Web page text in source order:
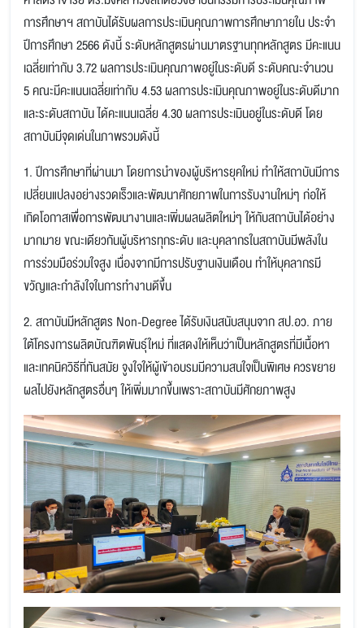
การศึกษาฯ สถาบันได้รับผลการประเมินคุณภาพการศึกษาภายใน ประจำ
ปีการศึกษา 2566 ดังนี้ ระดับหลักสูตรผ่านมาตรฐานทุกหลักสูตร มีคะแนน
เฉลี่ยเท่ากับ 3.72 ผลการประเมินคุณภาพอยู่ในระดับดี ระดับคณะจำนวน
5 คณะมีคะแนนเฉลี่ยเท่ากับ 4.53 ผลการประเมินคุณภาพอยู่ในระดับดีมาก
และระดับสถาบัน ได้คะแนนเฉลี่ย 4.30 ผลการประเมินอยู่ในระดับดี โดย
สถาบันมีจุดเด่นในภาพรวมดังนี้
1. ปีการศึกษาที่ผ่านมา โดยการนำของผู้บริหารยุคใหม่ ทำให้สถาบันมีการ
เปลี่ยนแปลงอย่างรวดเร็วและพัฒนาศักยภาพในการรับงานใหม่ๆ ก่อให้
เกิดโอกาสเพื่อการพัฒนางานและเพิ่มผลผลิตใหม่ๆ ให้กับสถาบันได้อย่าง
มากมาย ขณะเดียวกันผู้บริหารทุกระดับ และบุคลากรในสถาบันมีพลังใน
การร่วมมือร่วมใจสูง เนื่องจากมีการปรับฐานเงินเดือน ทำให้บุคลากรมี
ขวัญและกำลังใจในการทำงานดีขึ้น
2. สถาบันมีหลักสูตร Non-Degree ได้รับเงินสนับสนุนจาก สป.อว. ภาย
ใต้โครงการผลิตบัณฑิตพันธุ์ใหม่ ที่แสดงให้เห็นว่าเป็นหลักสูตรที่มีเนื้อหา
และเทคนิควิธีที่ทันสมัย จูงใจให้ผู้เข้าอบรมมีความสนใจเป็นพิเศษ ควรขยาย
ผลไปยังหลักสูตรอื่นๆ ให้เพิ่มมากขึ้นเพราะสถาบันมีศักยภาพสูง